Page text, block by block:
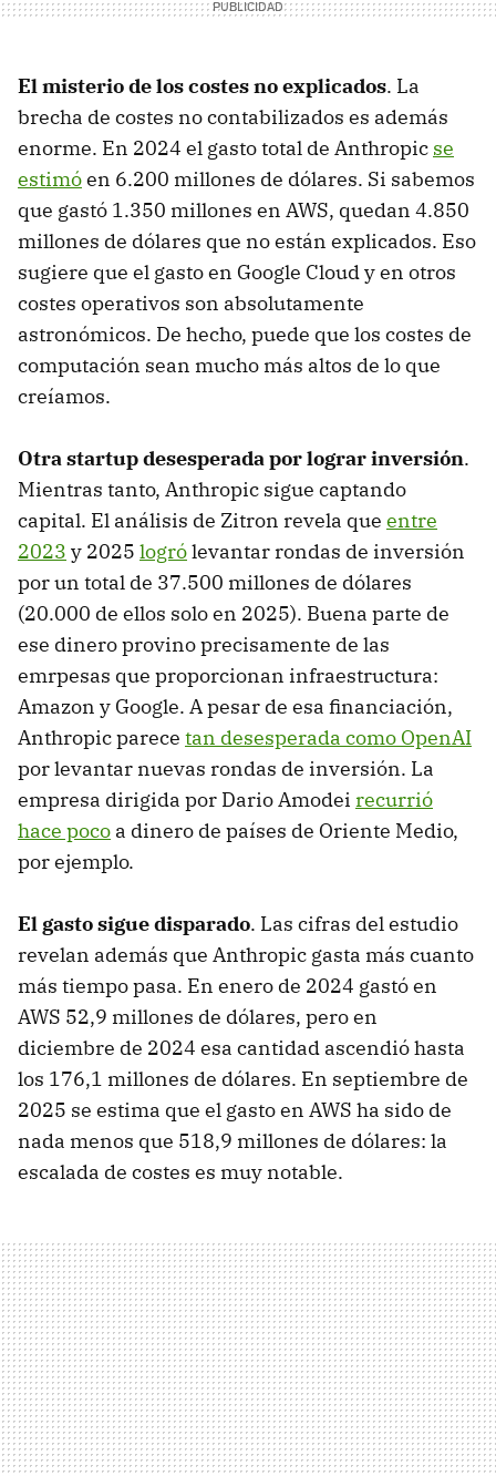
El misterio de los costes no explicados. La
brecha de costes no contabilizados es además
enorme. En 2024 el gasto total de Anthropic se
estimóen 6.200 millones de dólares. Si sabemos
que gastó 1.350 millones en AWS, quedan 4.850
millones de dólares que no están explicados. Eso
sugiere que el gasto en Google Cloud y en otros
costes operativos son absolutamente
astronómicos. De hecho, puede que los costes de
computación sean mucho más altos de lo que
creíamos.
Otra startup desesperada por lograr inversión.
Mientras tanto, Anthropic sigue captando
capital. El análisis de Zitron revela que entre
2023 y 2025 logrólevantar rondas de inversión
por un total de 37.500 millones de dólares
(20.000 de ellos solo en 2025). Buena parte de
ese dinero provino precisamente de las
emrpesas que proporcionan infraestructura:
Amazon y Google. A pesar de esa financiación,
Anthropic parece tan desesperada como OpenAI
por levantar nuevas rondas de inversión. La
empresa dirigida por Dario Amodei recurrió
hace poco a dinero de países de Oriente Medio,
por ejemplo.
El gasto sigue disparado. Las cifras del estudio
revelan además que Anthropic gasta más cuanto
más tiempo pasa. En enero de 2024 gastó en
AWS 52,9 millones de dólares, pero en
diciembre de 2024 esa cantidad ascendió hasta
los 176,1 millones de dólares. En septiembre de
2025 se estima que el gasto en AWS ha sido de
nada menos que 518,9 millones de dólares: la
escalada de costes es muy notable.